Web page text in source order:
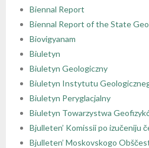
Biennal Report
Biennal Report of the State
Biovigyanam
Biuletyn
Biuletyn Geologiczny
Biuletyn Instytutu
Biuletyn Peryglacjalny
Biuletyn Towarzystwa
Bjulleten’ Komissii po izučeniju
Bjulleten’ Moskovskogo